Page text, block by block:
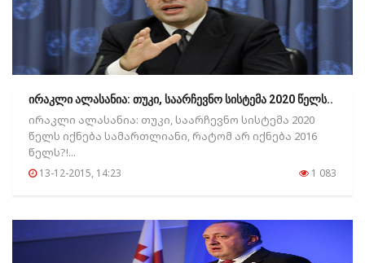
ირაკლი ალასანია: თუკი, საარჩევნო სისტემა 2020 წელს..
ირაკლი ალასანია: თუკი, საარჩევნო სისტემა 2020
წელს იქნება სამართლიანი, რატომ არ იქნება 2016
წელს?!...
13-12-2015, 14:23 1 083